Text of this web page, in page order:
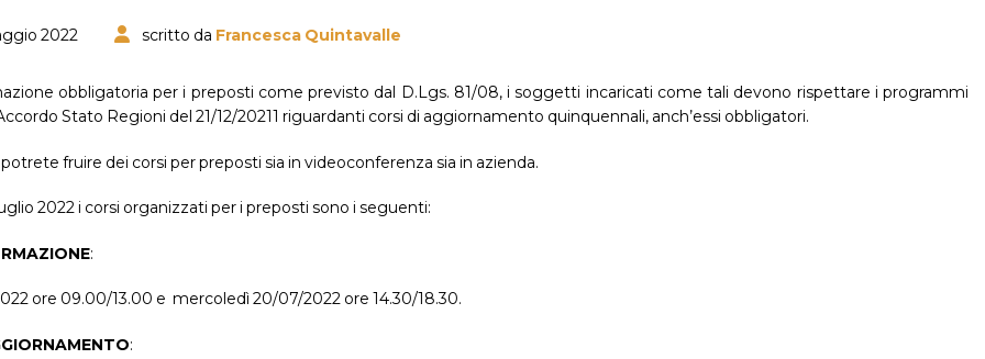
2022 scritto da Francesca Quintavalle
obbligatoria per i preposti come previsto dal D.Lgs. 81/08, i soggetti incaricati come tali devono rispettare i programmi
Stato Regioni del 21/12/20211 riguardanti corsi di aggiornamento quinquennali, anch’essi obbligatori.
fruire dei corsi per preposti sia in videoconferenza sia in azienda.
2022 i corsi organizzati per i preposti sono i seguenti:
:
ore 09.00/13.00 e mercoledì 20/07/2022 ore 14.30/18.30.
: